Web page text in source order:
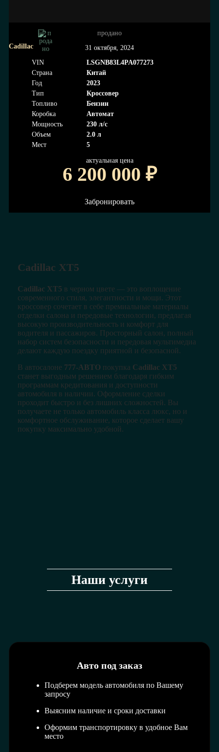
продано
31 октября, 2024
Cadillac
VIN
LSGNB83L4PA077273
Страна
Китай
Год
2023
Тип
Кроссовер
Топливо
Бензин
Коробка
Автомат
Мощность
230 л/с
Объем
2.0 л
Мест
5
актуальная цена
6 200 000 ₽
Забронировать
Cadillac XT5
Cadillac XT5 в черном цвете — это воплощение
современного стиля, элегантности и мощи. Этот
кроссовер сочетает в себе премиальные материалы
отделки салона и передовые технологии, предлагая
высокую производительность и комфорт для
водителя и пассажиров. Просторный салон, полный
набор систем безопасности и передовая мультимедиа
делают каждую поездку приятной и безопасной.
В автосалоне 777-АВТОпокупка Cadillac XT5
станет выгодным решением благодаря гибким
программам кредитования и доступности
автомобиля в наличии. Оформление сделки
проходит быстро и без лишних сложностей. Вы
получаете не только автомобиль класса люкс, но и
комфортное обслуживание, которое сделает вашу
покупку максимально удобной.
Наши услуги
Авто под заказ
Подберем модель автомобиля по Вашему
запросу
Выясним наличие и сроки доставки
Оформим транспортировку в удобное Вам
место